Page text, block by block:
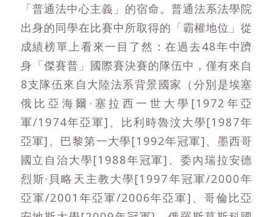
「普通法中心主義」的宿命。普通法系法學院
出身的同學在比賽中所取得的「霸權地位」從
成績榜單上看來一目了然：在過去48年中躋
身「傑賽普」國際賽決賽的隊伍中，僅有來自
8支隊伍來自大陸法系背景國家（分別是埃塞
俄比亞海爾·塞拉西一世大學[1972年亞
軍/1974年亞軍]、比利時魯汶大學[1987年
亞軍]、巴黎第一大學[1992年冠軍]、墨西哥
國立自治大學[1988年冠軍]、委內瑞拉安德
烈斯·貝略天主教大學[1997年冠軍/2000年
亞軍/2001年亞軍/2006年亞軍]、哥倫比亞